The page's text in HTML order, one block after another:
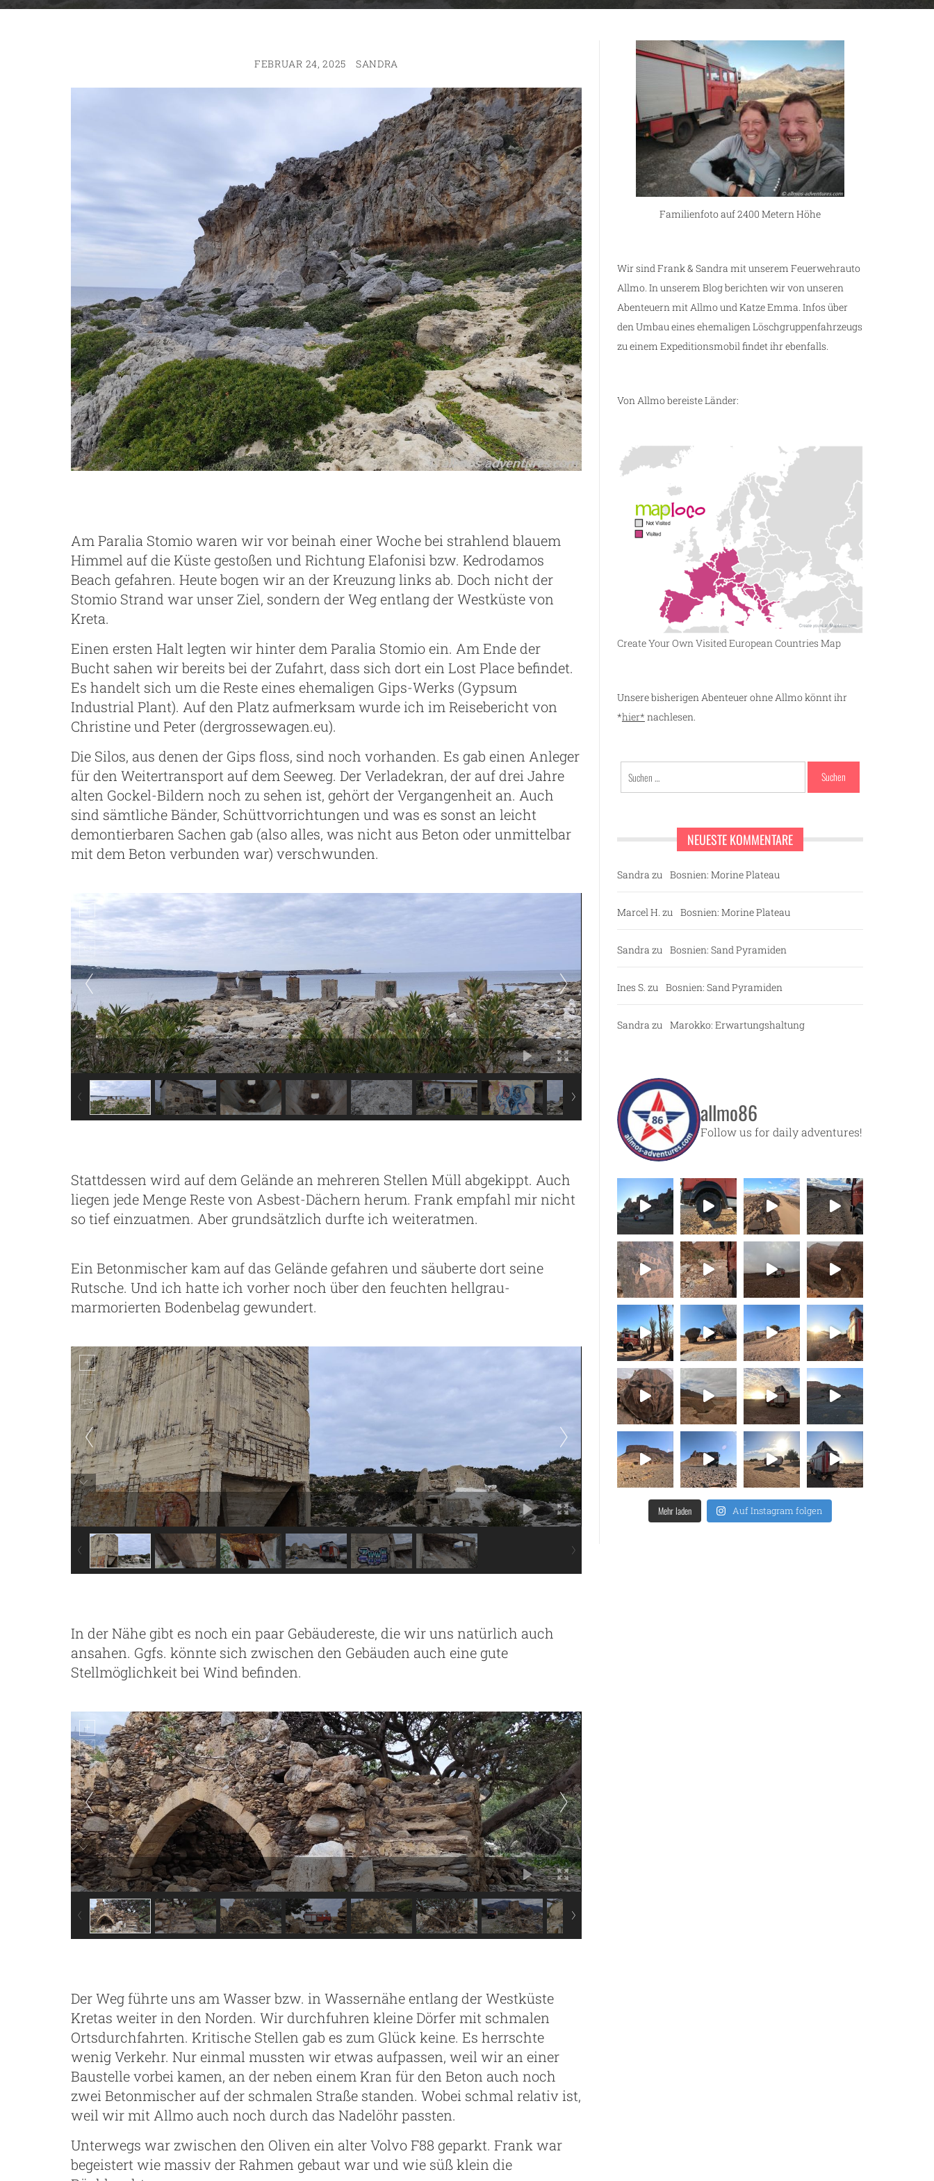
FEBRUAR 24, 2025 SANDRA
Am Paralia Stomio waren wir vor beinah einer Woche bei strahlend blauem
Himmel auf die Küste gestoßen und Richtung Elafonisi bzw. Kedrodamos
Beach gefahren. Heute bogen wir an der Kreuzung links ab. Doch nicht der
Stomio Strand war unser Ziel, sondern der Weg entlang der Westküste von
Kreta.
Einen ersten Halt legten wir hinter dem Paralia Stomio ein. Am Ende der
Bucht sahen wir bereits bei der Zufahrt, dass sich dort ein Lost Place befindet.
Es handelt sich um die Reste eines ehemaligen Gips-Werks (Gypsum
Industrial Plant). Auf den Platz aufmerksam wurde ich im Reisebericht von
Christine und Peter (dergrossewagen.eu).
Die Silos, aus denen der Gips floss, sind noch vorhanden. Es gab einen Anleger
für den Weitertransport auf dem Seeweg. Der Verladekran, der auf drei Jahre
alten Gockel-Bildern noch zu sehen ist, gehört der Vergangenheit an. Auch
sind sämtliche Bänder, Schüttvorrichtungen und was es sonst an leicht
demontierbaren Sachen gab (also alles, was nicht aus Beton oder unmittelbar
mit dem Beton verbunden war) verschwunden.
Stattdessen wird auf dem Gelände an mehreren Stellen Müll abgekippt. Auch
liegen jede Menge Reste von Asbest-Dächern herum. Frank empfahl mir nicht
so tief einzuatmen. Aber grundsätzlich durfte ich weiteratmen.
Ein Betonmischer kam auf das Gelände gefahren und säuberte dort seine
Rutsche. Und ich hatte ich vorher noch über den feuchten hellgrau-
marmorierten Bodenbelag gewundert.
In der Nähe gibt es noch ein paar Gebäudereste, die wir uns natürlich auch
ansahen. Ggfs. könnte sich zwischen den Gebäuden auch eine gute
Stellmöglichkeit bei Wind befinden.
Der Weg führte uns am Wasser bzw. in Wassernähe entlang der Westküste
Kretas weiter in den Norden. Wir durchfuhren kleine Dörfer mit schmalen
Ortsdurchfahrten. Kritische Stellen gab es zum Glück keine. Es herrschte
wenig Verkehr. Nur einmal mussten wir etwas aufpassen, weil wir an einer
Baustelle vorbei kamen, an der neben einem Kran für den Beton auch noch
zwei Betonmischer auf der schmalen Straße standen. Wobei schmal relativ ist,
weil wir mit Allmo auch noch durch das Nadelöhr passten.
Unterwegs war zwischen den Oliven ein alter Volvo F88 geparkt. Frank war
begeistert wie massiv der Rahmen gebaut war und wie süß klein die
Familienfoto auf 2400 Metern Höhe
Wir sind Frank & Sandra mit unserem Feuerwehrauto
Allmo. In unserem Blog berichten wir von unseren
Abenteuern mit Allmo und Katze Emma. Infos über
den Umbau eines ehemaligen Löschgruppenfahrzeugs
zu einem Expeditionsmobil findet ihr ebenfalls.
Von Allmo bereiste Länder:
Create Your Own Visited European Countries Map
Unsere bisherigen Abenteuer ohne Allmo könnt ihr
*hier* nachlesen.
Suchen
nach:
NEUESTE KOMMENTARE
Sandra zu Bosnien: Morine Plateau
Marcel H. zu Bosnien: Morine Plateau
Sandra zu Bosnien: Sand Pyramiden
Ines S. zu Bosnien: Sand Pyramiden
Sandra zu Marokko: Erwartungshaltung
allmo86
Follow us for daily adventures!
Mehr laden Auf Instagram folgen